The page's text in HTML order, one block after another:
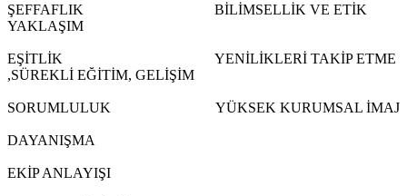
ŞEFFAFLIK BİLİMSELLİK VE ETİK
YAKLAŞIM
EŞİTLİK YENİLİKLERİ TAKİP ETME
,SÜREKLİ EĞİTİM, GELİŞİM
SORUMLULUK YÜKSEK KURUMSAL İMAJ
DAYANIŞMA
EKİP ANLAYIŞI